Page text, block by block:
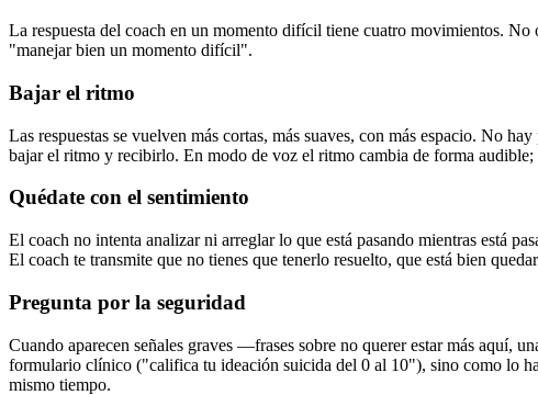
La respuesta del coach en un momento difícil tiene cuatro movimientos.
"manejar bien un momento difícil".
Bajar el ritmo
Las respuestas se vuelven más cortas, más suaves, con más espacio. No
bajar el ritmo y recibirlo. En modo de voz el ritmo cambia de forma audible;
Quédate con el sentimiento
El coach no intenta analizar ni arreglar lo que está pasando mientras está
El coach te transmite que no tienes que tenerlo resuelto, que está bien
Pregunta por la seguridad
Cuando aparecen señales graves —frases sobre no querer estar más aquí,
formulario clínico ("califica tu ideación suicida del 0 al 10"), sino como lo
mismo tiempo.